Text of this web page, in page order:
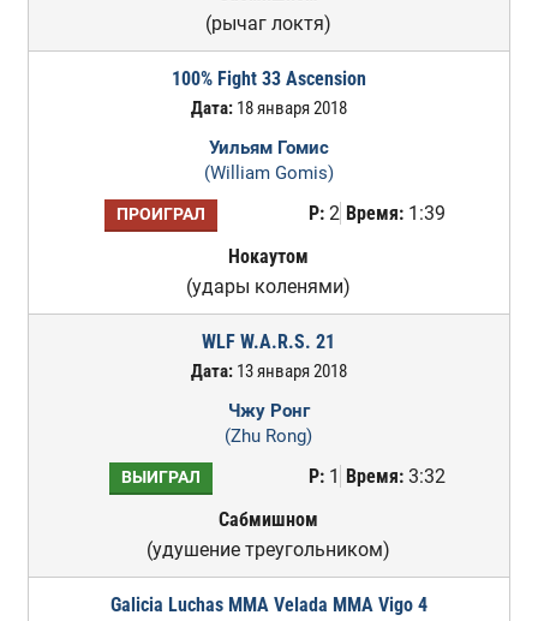
(рычаг локтя)
100% Fight 33 Ascension
Дата:18 января 2018
Уильям Гомис
(William Gomis)
ПРОИГРАЛ Р:2 Время:1:39
Нокаутом
(удары коленями)
WLF W.A.R.S. 21
Дата:13 января 2018
Чжу Ронг
(Zhu Rong)
ВЫИГРАЛ Р:1 Время:3:32
Сабмишном
(удушение треугольником)
Galicia Luchas MMA Velada MMA Vigo 4